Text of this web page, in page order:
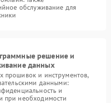
обслуживание для
решение и
данных
прошивок и инструментов,
данными:
и
при необходимости